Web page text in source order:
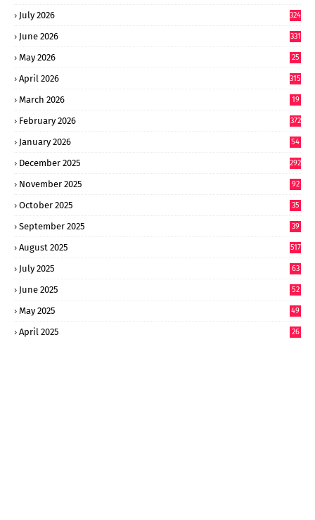
July 2026 324
June 2026 331
May 2026
25
April 2026 315
March 2026
19
February 2026 372
January 2026
54
December 2025 292
November 2025 92
October 2025 35
September 2025
39
August 2025 517
July 2025
63
June 2025
52
May 2025
49
April 2025 26